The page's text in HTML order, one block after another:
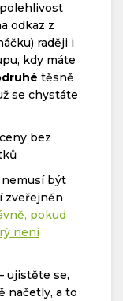
odkaz z
raději i
kdy máte
těsně
se chystáte
bez
být
zveřejněn
pokud
není
ujistěte se,
načetly, a to